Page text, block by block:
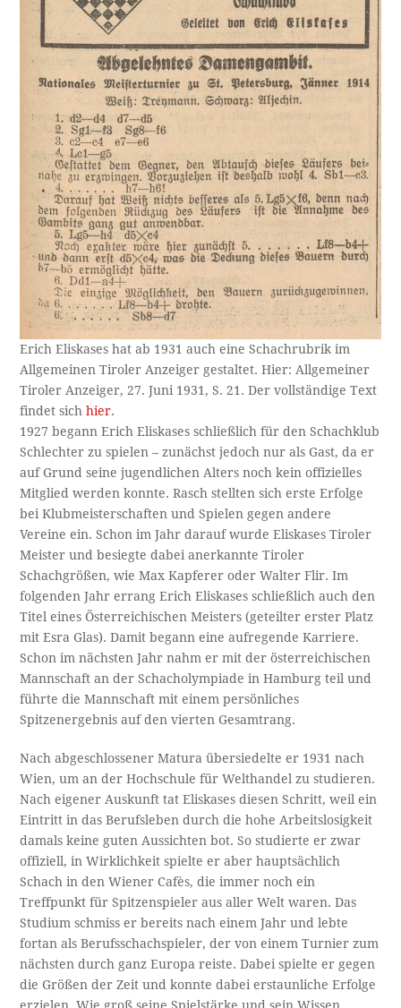
Erich Eliskases hat ab 1931 auch eine Schachrubrik im
Allgemeinen Tiroler Anzeiger gestaltet. Hier: Allgemeiner
Tiroler Anzeiger, 27. Juni 1931, S. 21. Der vollständige Text
findet sichhier.
1927 begann Erich Eliskases schließlich für den Schachklub
Schlechter zu spielen – zunächst jedoch nur als Gast, da er
auf Grund seine jugendlichen Alters noch kein offizielles
Mitglied werden konnte. Rasch stellten sich erste Erfolge
bei Klubmeisterschaften und Spielen gegen andere
Vereine ein. Schon im Jahr darauf wurde Eliskases Tiroler
Meister und besiegte dabei anerkannte Tiroler
Schachgrößen, wie Max Kapferer oder Walter Flir. Im
folgenden Jahr errang Erich Eliskases schließlich auch den
Titel eines Österreichischen Meisters (geteilter erster Platz
mit Esra Glas). Damit begann eine aufregende Karriere.
Schon im nächsten Jahr nahm er mit der österreichischen
Mannschaft an der Schacholympiade in Hamburg teil und
führte die Mannschaft mit einem persönliches
Spitzenergebnis auf den vierten Gesamtrang.
Nach abgeschlossener Matura übersiedelte er 1931 nach
Wien, um an der Hochschule für Welthandel zu studieren.
Nach eigener Auskunft tat Eliskases diesen Schritt, weil ein
Eintritt in das Berufsleben durch die hohe Arbeitslosigkeit
damals keine guten Aussichten bot. So studierte er zwar
offiziell, in Wirklichkeit spielte er aber hauptsächlich
Schach in den Wiener Cafès, die immer noch ein
Treffpunkt für Spitzenspieler aus aller Welt waren. Das
Studium schmiss er bereits nach einem Jahr und lebte
fortan als Berufsschachspieler, der von einem Turnier zum
nächsten durch ganz Europa reiste. Dabei spielte er gegen
die Größen der Zeit und konnte dabei erstaunliche Erfolge